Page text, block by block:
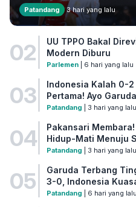
Patandang 3 hari yang lalu
02
UU TPPO Bakal
Modern Diburu
Parlemen| 6 hari yang lalu
03
Indonesia Kalah 0-
Pertama! Ayo
Patandang | 3 hari yang lalu
04
Pakansari
Hidup-Mati Menuju
Patandang | 3 hari yang lalu
05
Garuda Terbang
3-0, Indonesia
Patandang | 6 hari yang lalu